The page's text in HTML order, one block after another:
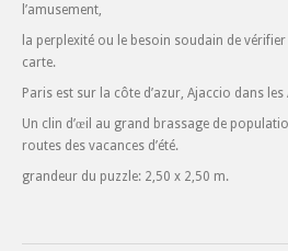
l’amusement,
la perplexité ou le besoin soudain de
carte.
Paris est sur la côte d’azur, Ajaccio dans les
Un clin d’œil au grand brassage de
routes des vacances d’été.
grandeur du puzzle: 2,50 x 2,50 m.